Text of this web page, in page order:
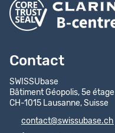
Contact
SWISSUbase
Bâtiment Géopolis, 5e étage
CH-1015 Lausanne, Suisse
contact@swissubase.ch